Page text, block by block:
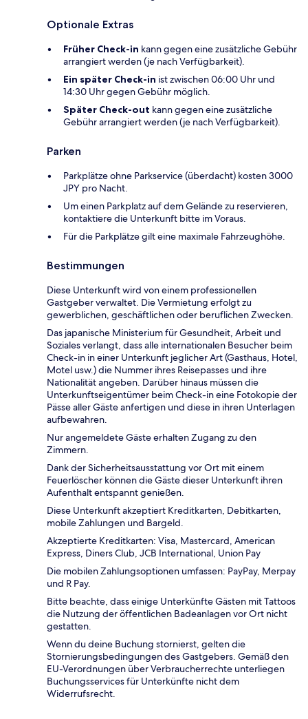
Optionale Extras
Früher Check-in kann gegen eine zusätzliche Gebühr
arrangiert werden (je nach Verfügbarkeit).
Ein später Check-in ist zwischen 06:00 Uhr und
14:30 Uhr gegen Gebühr möglich.
Später Check-out kann gegen eine zusätzliche
Gebühr arrangiert werden (je nach Verfügbarkeit).
Parken
Parkplätze ohne Parkservice (überdacht) kosten 3000
JPY pro Nacht.
Um einen Parkplatz auf dem Gelände zu reservieren,
kontaktiere die Unterkunft bitte im Voraus.
Für die Parkplätze gilt eine maximale Fahrzeughöhe.
Bestimmungen
Diese Unterkunft wird von einem professionellen
Gastgeber verwaltet. Die Vermietung erfolgt zu
gewerblichen, geschäftlichen oder beruflichen Zwecken.
Das japanische Ministerium für Gesundheit, Arbeit und
Soziales verlangt, dass alle internationalen Besucher beim
Check-in in einer Unterkunft jeglicher Art (Gasthaus, Hotel,
Motel usw.) die Nummer ihres Reisepasses und ihre
Nationalität angeben. Darüber hinaus müssen die
Unterkunftseigentümer beim Check-in eine Fotokopie der
Pässe aller Gäste anfertigen und diese in ihren Unterlagen
aufbewahren.
Nur angemeldete Gäste erhalten Zugang zu den
Zimmern.
Dank der Sicherheitsausstattung vor Ort mit einem
Feuerlöscher können die Gäste dieser Unterkunft ihren
Aufenthalt entspannt genießen.
Diese Unterkunft akzeptiert Kreditkarten, Debitkarten,
mobile Zahlungen und Bargeld.
Akzeptierte Kreditkarten: Visa, Mastercard, American
Express, Diners Club, JCB International, Union Pay
Die mobilen Zahlungsoptionen umfassen: PayPay, Merpay
und R Pay.
Bitte beachte, dass einige Unterkünfte Gästen mit Tattoos
die Nutzung der öffentlichen Badeanlagen vor Ort nicht
gestatten.
Wenn du deine Buchung stornierst, gelten die
Stornierungsbedingungen des Gastgebers. Gemäß den
EU-Verordnungen über Verbraucherrechte unterliegen
Buchungsservices für Unterkünfte nicht dem
Widerrufsrecht.